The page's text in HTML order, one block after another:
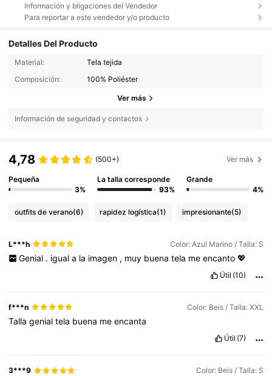
Información y bligaciones del Vendedor
Para reportar a este vendedor y/o producto
Detalles Del Producto
Material:
Tela tejida
Composición:
100% Poliéster
Ver más
Información de seguridad y contactos
4,78 (500+) Ver más
Pequeña
3%
La talla corresponde
93%
Grande
4%
outfits de verano(6) rapidez logística(1) impresionante(5)
L***h Color: Azul Marino / Talla: S
Genial . igual a la imagen , muy buena tela me encanto 💖
Útil (10)
f***n Color: Beis / Talla: XXL
Tallagenialtela buena meencanta
Útil (7)
3***9 Color: Beis / Talla: S